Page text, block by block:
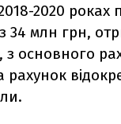
2020 роках
34 млн грн,
з основного